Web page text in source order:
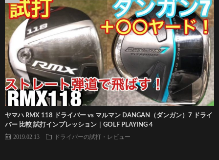
ヤマハ RMX 118 ドライバー vs マルマン DANGAN（ダンガン）7 ドライ
バー 比較 試打インプレッション｜GOLF PLAYING 4
2019.02.13 ドライバーの試打・レビュー